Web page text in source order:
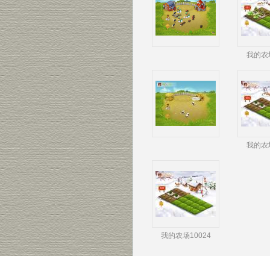
我的
我的
我的农场10024